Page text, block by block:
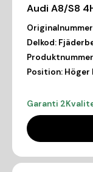
Audi A8/S8
Delkod:
Position: Höger
Garanti 2